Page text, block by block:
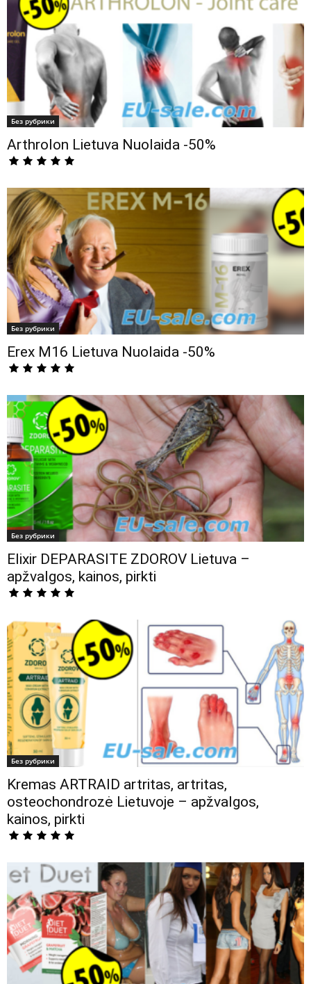
Без рубрики
Arthrolon Lietuva Nuolaida -50%
Без рубрики
Erex М16 Lietuva Nuolaida -50%
Без рубрики
Elixir DEPARASITE ZDOROV Lietuva –
apžvalgos, kainos, pirkti
Без рубрики
Kremas ARTRAID artritas, artritas,
osteochondrozė Lietuvoje – apžvalgos,
kainos, pirkti